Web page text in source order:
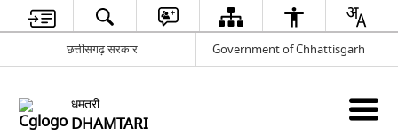
छत्तीसगढ़ सरकार Government of Chhattisgarh
धमतरी
DHAMTARI